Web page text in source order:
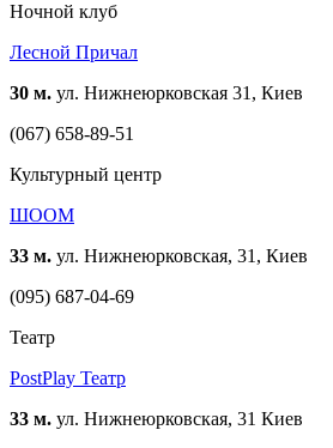
Ночной клуб
Лесной Причал
30 м. ул. Нижнеюрковская 31, Киев
(067) 658-89-51
Культурный центр
ШООМ
33 м. ул. Нижнеюрковская, 31, Киев
(095) 687-04-69
Театр
PostPlay Театр
33 м. ул. Нижнеюрковская, 31 Киев